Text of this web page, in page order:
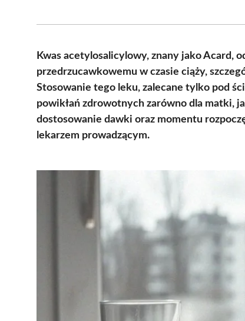
Kwas acetylosalicylowy, znany jako Acard,
przedrzucawkowemu w czasie ciąży,
Stosowanie tego leku, zalecane tylko pod
powikłań zdrowotnych zarówno dla matki,
dostosowanie dawki oraz momentu
lekarzem prowadzącym.